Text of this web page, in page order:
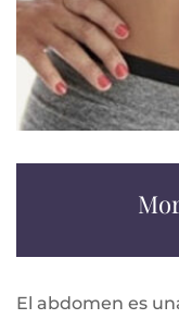
El abdomen es